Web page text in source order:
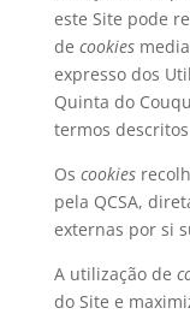
este Site pode
de cookies
expresso dos
Quinta do
termos
Os cookies
pela QCSA,
externas por si
A utilização de
do Site e